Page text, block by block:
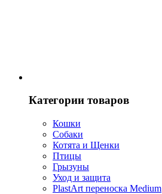
Категории товаров
Кошки
Собаки
Котята и Щенки
Птицы
Грызуны
Уход и защита
PlastArt переноска Medium